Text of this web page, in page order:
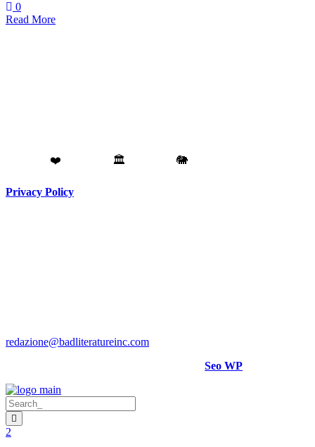
0
Read More
❤️ 🏛️ 🐘
Privacy Policy
redazione@badliteratureinc.com
Seo WP